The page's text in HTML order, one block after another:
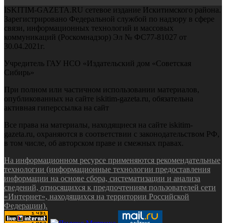
ISKITIM-GAZETA.RU сетевое издание Искитимского района.
Зарегистрировано Федеральной службой по надзору в сфере
связи, информационных технологий и массовых
коммуникаций (Роскомнадзор) Эл № ФС77-81027 от
30.04.2021г.
Учредитель ГАУ НСО «Издательский дом «Советская
Сибирь»
При полном или частичном использовании материалов,
опубликованных на сайте iskitim-gazeta.ru, обязательна
активная гиперссылка на сайт
Все права на материалы, находящиеся на сайте iskitim-
gazeta.ru, охраняются в соответствии с законодательством РФ,
в том числе, об авторском праве и смежных правах.
На информационном ресурсе применяются рекомендательные
технологии (информационные технологии предоставления
информации на основе сбора, систематизации и анализа
сведений, относящихся к предпочтениям пользователей сети
«Интернет», находящихся на территории Российской
Федерации).